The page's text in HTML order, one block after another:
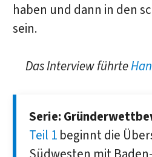
haben und dann in den
sein.
Das Interview führte
Serie:
Teil 1 beginnt die